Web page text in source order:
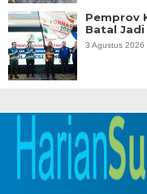
Pemprov
Batal Jadi
3 Agustus 2026